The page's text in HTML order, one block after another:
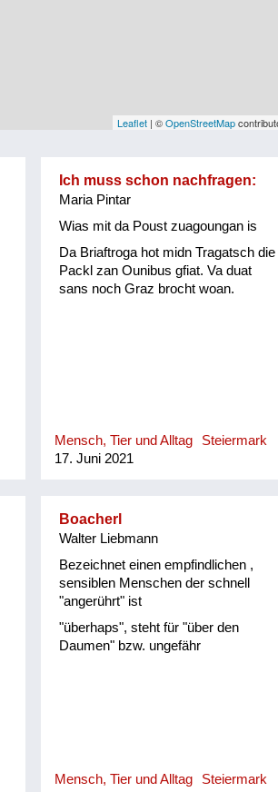
Leaflet | ©OpenStreetMap
Ich muss schon nachfragen:
Maria Pintar
Wias mit da Poust zuagoungan is
Da Briaftroga hot midn Tragatsch die
Packl zan Ounibus gfiat. Va duat
sans noch Graz brocht woan.
Mensch, Tier und Alltag
Steiermark
17. Juni 2021
Boacherl
Walter Liebmann
Bezeichnet einen empfindlichen ,
sensiblen Menschen der schnell
"angerührt" ist
"überhaps", steht für "über den
Daumen" bzw. ungefähr
Mensch, Tier und Alltag
Steiermark